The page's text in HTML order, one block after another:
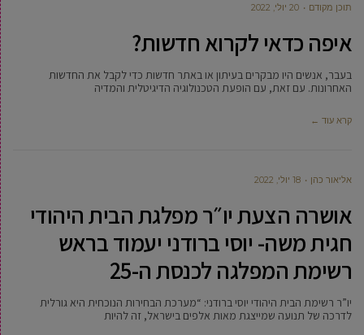
תוכן מקודם 20 יולי, 2022
איפה כדאי לקרוא חדשות?
בעבר, אנשים היו מבקרים בעיתון או באתר חדשות כדי לקבל את החדשות
האחרונות. עם זאת, עם הופעת הטכנולוגיה הדיגיטלית והמדיה
קרא עוד ←
‫אליאור כהן 18 יולי, 2022
אושרה הצעת יו״ר מפלגת הבית היהודי
חגית משה- יוסי ברודני יעמוד בראש
רשימת המפלגה לכנסת ה-25
יו”ר רשימת הבית היהודי יוסי ברודני: “מערכת הבחירות הנוכחית היא גורלית
לדרכה של תנועה שמייצגת מאות אלפים בישראל, זה להיות